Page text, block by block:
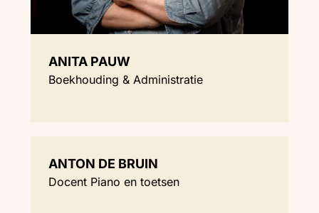
ANITA PAUW
Boekhouding & Administratie
ANTON DE BRUIN
Docent Piano en toetsen